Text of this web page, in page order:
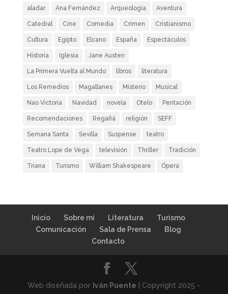
aladar Ana Fernández Arqueología Aventura
Catedral Cine Comedia Crimen Cristianismo
Cultura Egipto Elcano España Espectáculos
Historia Iglesia Jane Austen
La Primera Vuelta al Mundo libros literatura
Los Remedios Magallanes Misterio Musical
Nao Victoria Navidad novela Otelo Pentación
Recomendaciones Regañá religión SEFF
Semana Santa Sevilla Suspense teatro
Teatro Lope de Vega televisión Thriller Tradición
Triana Turismo William Shakespeare Ópera
Inicio Sobre mí Literatura
Turismo
Comunicación
Sala de Prensa
Blog
Contacto
Web diseñada por Iván Puente | Copyright 2025 -